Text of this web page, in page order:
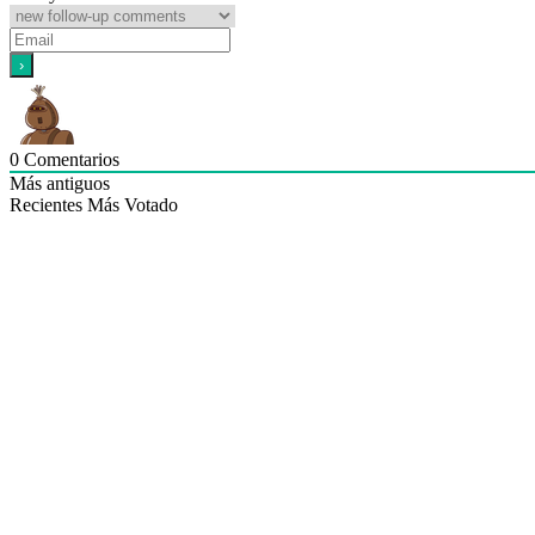
0 Comentarios
Más antiguos
Recientes Más Votado